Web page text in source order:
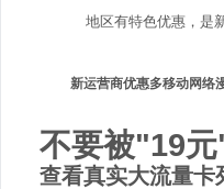
地区有特色优惠，是
新运营商优惠多移动网络
不要被"19
查看真实大流量卡